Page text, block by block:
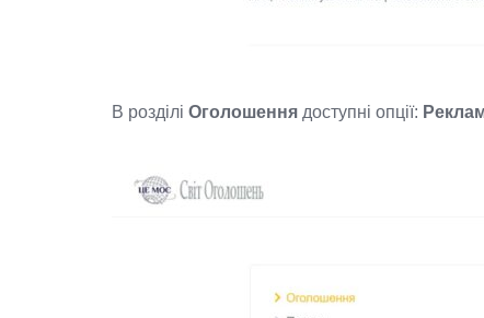
В розділі Оголошення доступні опції: